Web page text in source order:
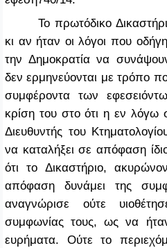
Το πρωτόδικο
κι αν ήταν οι λόγοι που
την Δημοκρατία να
δεν ερμηνεύονται με τρόπο
συμφέροντα των
κρίση του στο ότι η εν λόγω
Διευθυντής του
να καταλήξει σε απόφαση
ότι το Δικαστήριο,
απόφαση δυνάμει της
αναγνώρισε ούτε
συμφωνίας τους, ως να
ευρήματα. Ούτε το